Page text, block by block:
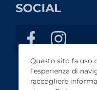
SOCIAL
Questo sito fa uso
l’esperienza di
raccogliere